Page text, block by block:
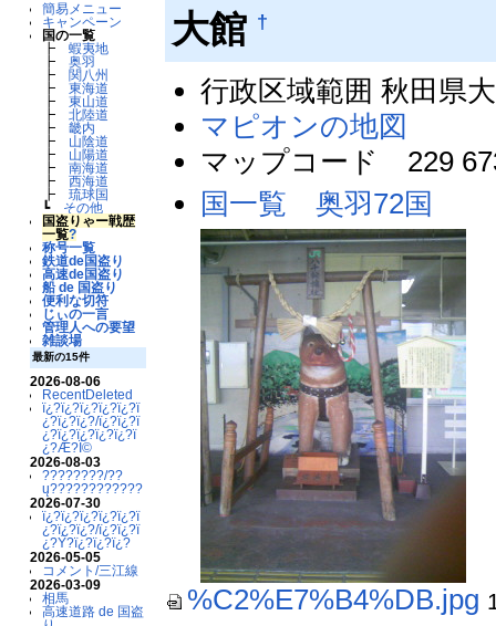
簡易メニュー
キャンペーン
国の一覧
┣蝦夷地
┣奥羽
┣ 関八州
┣東海道
┣東山道
┣北陸道
┣畿内
┣ 山陰道
┣ 山陽道
┣南海道
┣西海道
┣琉球国
┗ その他
国盗りゃー戦歴
一覧?
称号一覧
鉄道de国盗り
高速de国盗り
船 de 国盗り
便利な切符
じぃの一言
管理人への要望
雑談場
最新の15件
2026-08-06
RecentDeleted
ï¿?ï¿?ï¿?ï¿?ï¿?ï
¿?ï¿?ï¿?/ï¿?ï¿?ï
¿?ï¿?ï¿?ï¿?ï¿?ï
¿?Æ?Ï©
2026-08-03
????????/??
ų????????????
2026-07-30
ï¿?ï¿?ï¿?ï¿?ï¿?ï
¿?ï¿?ï¿?/ï¿?ï¿?ï
¿?Ý?ï¿?ï¿?ï¿?
2026-05-05
コメント/三江線
2026-03-09
相馬
高速道路 de 国盗
大館 †
行政区域範囲 秋田県
マピオンの地図
マップコード 229
国一覧 奥羽72国
%C2%E7%B4%DB.jpg